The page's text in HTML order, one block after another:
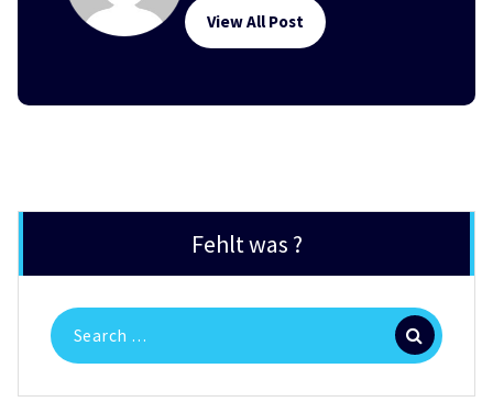
View All Post
Fehlt was ?
Search
for: